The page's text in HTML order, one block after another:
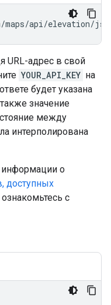
api/elevation/
URL-адрес в свой
YOUR_API_KEY на
будет указана
значение
между
интерполирована
информации о
доступных
ознакомьтесь с